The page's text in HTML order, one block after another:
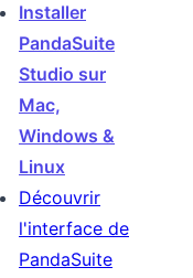
Installer
PandaSuite
Studio sur
Mac,
Windows &
Linux
Découvrir
l'interface de
PandaSuite